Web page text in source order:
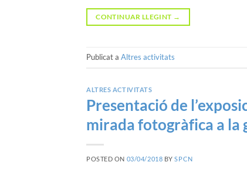
CONTINUAR LLEGINT →
Publicat a Altres activitats
ALTRES ACTIVITATS
Presentació de
mirada fotogràfica a la
POSTED ON 03/04/2018 BYSPCN